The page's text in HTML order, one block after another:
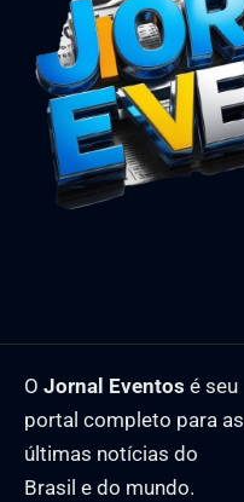
O Jornal Eventos é seu
portal completo para as
últimas notícias do
Brasil e do mundo.